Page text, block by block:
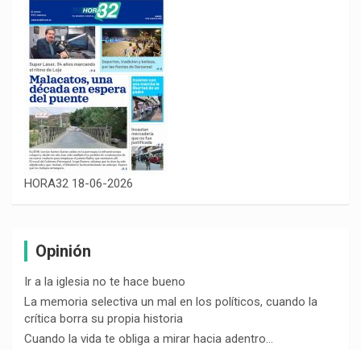
HORA32 18-06-2026
Opinión
Ir a la iglesia no te hace bueno
La memoria selectiva un mal en los políticos, cuando la
crítica borra su propia historia
Cuando la vida te obliga a mirar hacia adentro…